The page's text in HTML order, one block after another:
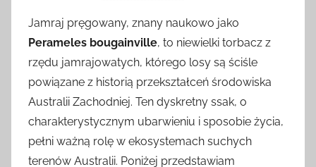
z
e
z
Jamraj pręgowany, znany naukowo jako
Perameles bougainville, to niewielki torbacz z
rzędu jamrajowatych, którego losy są ściśle
powiązane z historią przekształceń środowiska
Australii Zachodniej. Ten dyskretny ssak, o
charakterystycznym ubarwieniu i sposobie życia,
pełni ważną rolę w ekosystemach suchych
terenów Australii. Poniżej przedstawiam